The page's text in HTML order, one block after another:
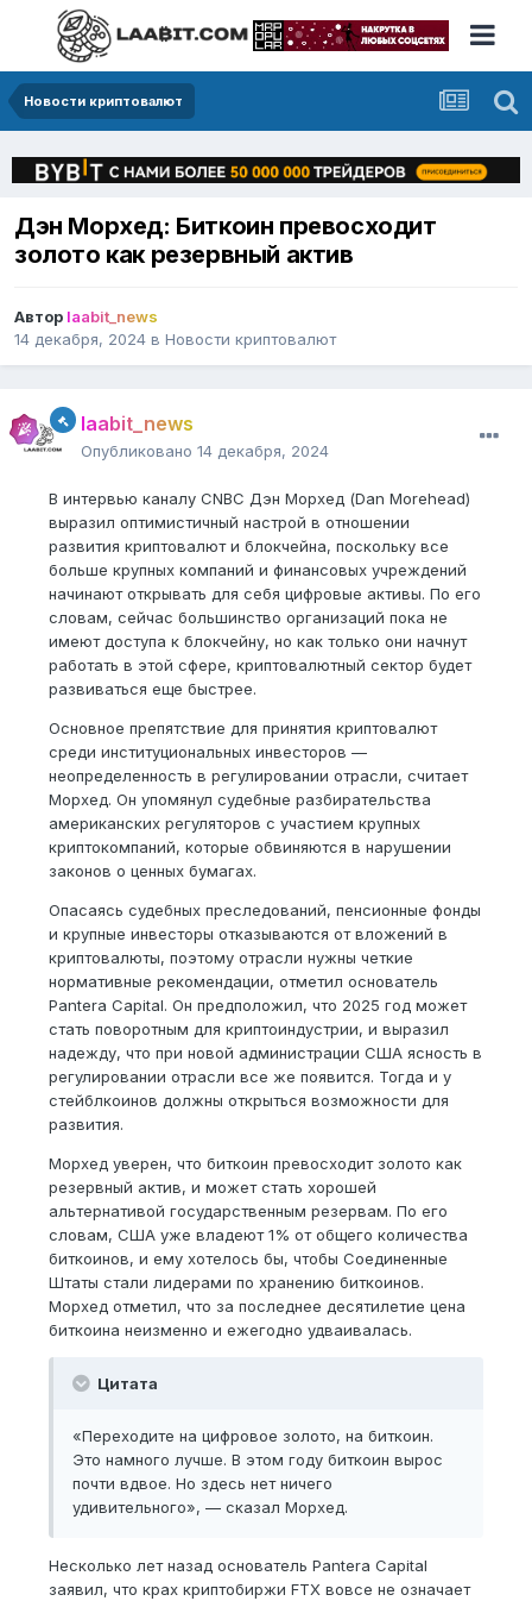
Новости криптовалют
Дэн Морхед: Биткоин превосходит
золото как резервный актив
Автор laabit_news
14 декабря, 2024 в Новости криптовалют
laabit_news
Опубликовано 14 декабря, 2024
В интервью каналу CNBC Дэн Морхед (Dan Morehead)
выразил оптимистичный настрой в отношении
развития криптовалют и блокчейна, поскольку все
больше крупных компаний и финансовых учреждений
начинают открывать для себя цифровые активы. По его
словам, сейчас большинство организаций пока не
имеют доступа к блокчейну, но как только они начнут
работать в этой сфере, криптовалютный сектор будет
развиваться еще быстрее.
Основное препятствие для принятия криптовалют
среди институциональных инвесторов —
неопределенность в регулировании отрасли, считает
Морхед. Он упомянул судебные разбирательства
американских регуляторов с участием крупных
криптокомпаний, которые обвиняются в нарушении
законов о ценных бумагах.
Опасаясь судебных преследований, пенсионные фонды
и крупные инвесторы отказываются от вложений в
криптовалюты, поэтому отрасли нужны четкие
нормативные рекомендации, отметил основатель
Pantera Capital. Он предположил, что 2025 год может
стать поворотным для криптоиндустрии, и выразил
надежду, что при новой администрации США ясность в
регулировании отрасли все же появится. Тогда и у
стейблкоинов должны открыться возможности для
развития.
Морхед уверен, что биткоин превосходит золото как
резервный актив, и может стать хорошей
альтернативой государственным резервам. По его
словам, США уже владеют 1% от общего количества
биткоинов, и ему хотелось бы, чтобы Соединенные
Штаты стали лидерами по хранению биткоинов.
Морхед отметил, что за последнее десятилетие цена
биткоина неизменно и ежегодно удваивалась.
Цитата
«Переходите на цифровое золото, на биткоин.
Это намного лучше. В этом году биткоин вырос
почти вдвое. Но здесь нет ничего
удивительного», — сказал Морхед.
Несколько лет назад основатель Pantera Capital
заявил, что крах криптобиржи FTX вовсе не означает